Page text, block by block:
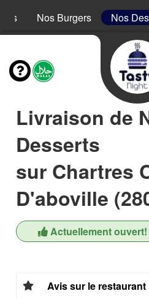
Nos Burgers Nos
Livraison de
Desserts
sur Chartres
D'aboville
Actuellement ouvert!
Avis sur le restaurant